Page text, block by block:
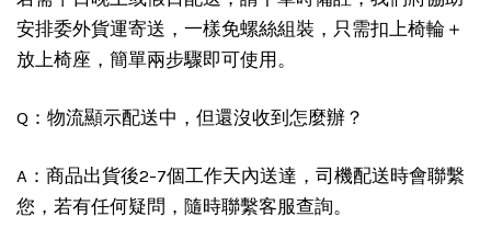
安排委外貨運寄送，一樣免螺絲組裝，只需扣上椅輪＋
放上椅座，簡單兩步驟即可使用。
Q：物流顯示配送中，但還沒收到怎麼辦？
A：商品出貨後2-7個工作天內送達，司機配送時會聯繫
您，若有任何疑問，隨時聯繫客服查詢。